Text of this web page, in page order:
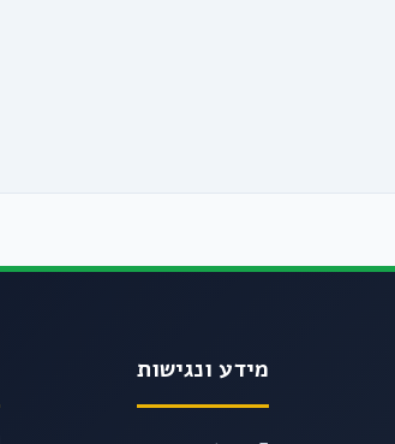
מידע ונגישות